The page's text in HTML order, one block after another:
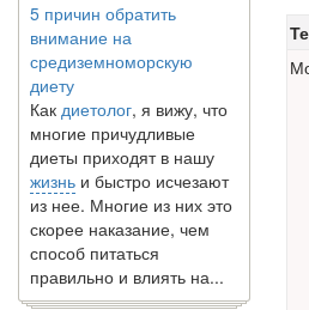
внимание на
средиземноморскую
диету
Какдиетолог
многие причудливые
диеты приходят в нашу
жизньи быстро исчезают
из нее. Многие из них это
скорее наказание, чем
способ питаться
правильно и влиять на...